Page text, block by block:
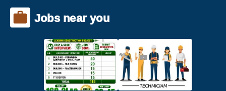
Jobs near you